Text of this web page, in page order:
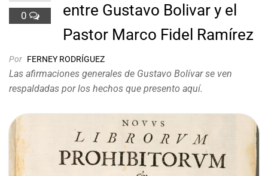
0
entre Gustavo Bolivar y el
Pastor Marco Fidel Ramírez
Por FERNEY RODRÍGUEZ
Las afirmaciones generales de Gustavo Bolívar se ven
respaldadas por los hechos que presento aquí.